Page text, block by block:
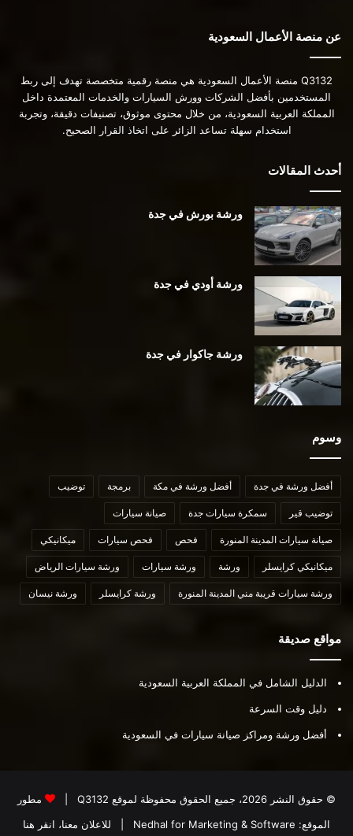
عن منصة الأعمال السعودية
Q3132 منصة الأعمال السعودية هي منصة رقمية متخصصة تهدف إلى ربط
المستخدمين بأفضل الشركات وورش السيارات والخدمات المعتمدة داخل
المملكة العربية السعودية، من خلال محتوى موثوق، تصنيفات دقيقة، وتجربة
استخدام سهلة تساعد الزائر على اتخاذ القرار الصحيح.
أحدث المقالات
ورشة بورش في جدة
ورشة أودي في جدة
ورشة جاكوار في جدة
وسوم
أفضل ورشة في جدة أفضل ورشة في مكة برمجة توضيب
توضيب قير سمكرة سيارات جدة صيانة سيارات
صيانة سيارات المدينة المنورة فحص فحص سيارات ميكانيكي
ميكانيكي كرايسلر ورشة ورشة سيارات ورشة سيارات الرياض
ورشة سيارات قريبة مني المدينة المنورة ورشة كرايسلر ورشة نيسان
مواقع صديقة
الدليل الشامل في المملكة العربية السعودية
دليل وقت السرعة
أفضل ورشة ومراكز صيانة سيارات في السعودية
© حقوق النشر 2026، جميع الحقوق محفوظة لموقع Q3132
مطور
الموقع: Nedhal for Marketing & Software للاعلان معنا، انقر هنا